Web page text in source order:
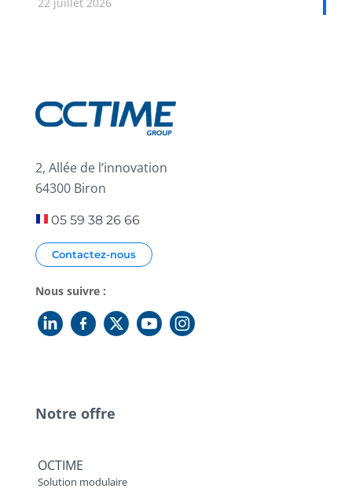
2, Allée de l’innovation
64300 Biron
05 59 38 26 66
Contactez-nous
Nous suivre :
Notre offre
OCTIME
Solution modulaire